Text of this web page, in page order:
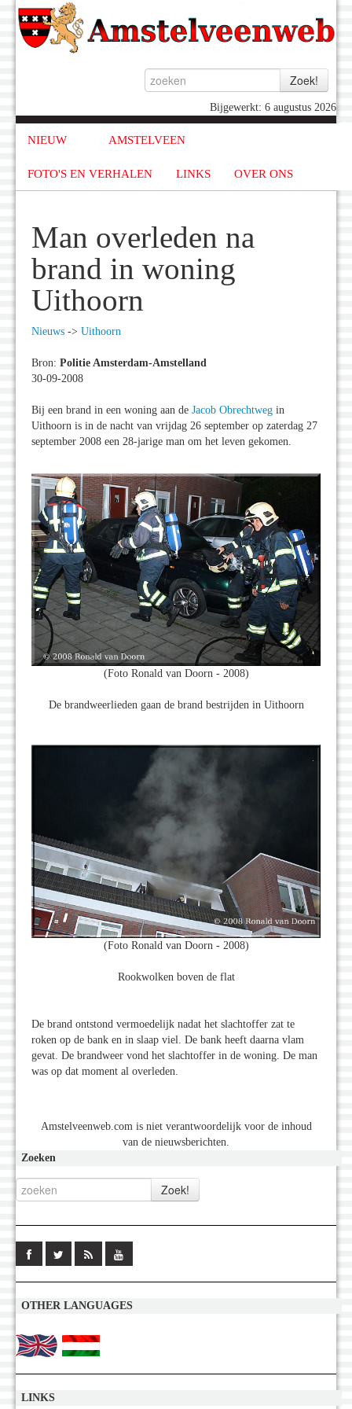
Bijgewerkt: 6 augustus 2026
NIEUW AMSTELVEEN
FOTO'S EN VERHALEN LINKS OVER ONS
Man overleden na
brand in woning
Uithoorn
Nieuws -> Uithoorn
Bron: Politie Amsterdam-Amstelland
30-09-2008
Bij een brand in een woning aan de Jacob Obrechtweg in
Uithoorn is in de nacht van vrijdag 26 september op zaterdag 27
september 2008 een 28-jarige man om het leven gekomen.
(Foto Ronald van Doorn - 2008)
De brandweerlieden gaan de brand bestrijden in Uithoorn
(Foto Ronald van Doorn - 2008)
Rookwolken boven de flat
De brand ontstond vermoedelijk nadat het slachtoffer zat te
roken op de bank en in slaap viel. De bank heeft daarna vlam
gevat. De brandweer vond het slachtoffer in de woning. De man
was op dat moment al overleden.
Amstelveenweb.com is niet verantwoordelijk voor de inhoud
van de nieuwsberichten.
Zoeken
OTHER LANGUAGES
LINKS